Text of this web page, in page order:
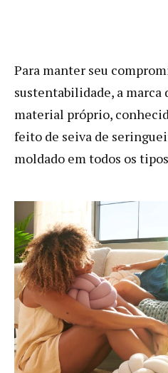
Para manter seu
sustentabilidade, a marca
material próprio,
feito de seiva de
moldado em todos os